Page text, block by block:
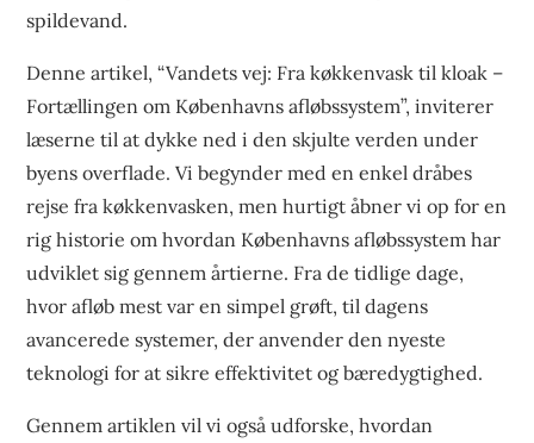
spildevand.
Denne artikel, “Vandets vej: Fra køkkenvask til kloak –
Fortællingen om Københavns afløbssystem”, inviterer
læserne til at dykke ned i den skjulte verden under
byens overflade. Vi begynder med en enkel dråbes
rejse fra køkkenvasken, men hurtigt åbner vi op for en
rig historie om hvordan Københavns afløbssystem har
udviklet sig gennem årtierne. Fra de tidlige dage,
hvor afløb mest var en simpel grøft, til dagens
avancerede systemer, der anvender den nyeste
teknologi for at sikre effektivitet og bæredygtighed.
Gennem artiklen vil vi også udforske, hvordan